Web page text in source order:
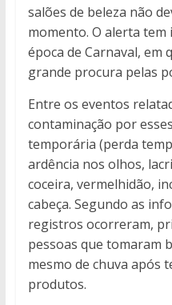
salões de beleza não
momento. O alerta
época de Carnaval, em
grande procura pelas
Entre os eventos
contaminação por
temporária (perda
ardência nos olhos,
coceira, vermelhidão,
cabeça. Segundo as
registros ocorreram,
pessoas que tomaram
mesmo de chuva após
produtos.